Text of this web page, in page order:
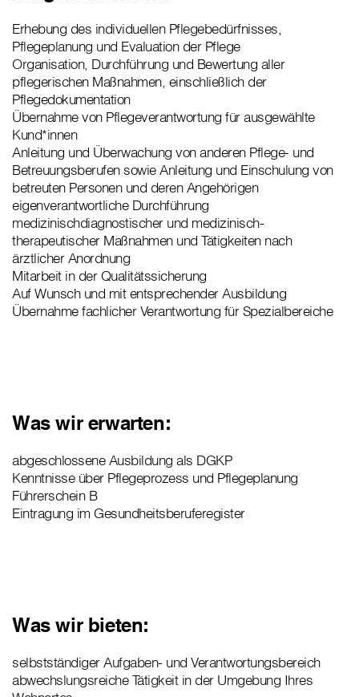
Erhebung des individuellen Pflegebedürfnisses,
Pflegeplanung und Evaluation der Pflege
Organisation, Durchführung und Bewertung aller
pflegerischen Maßnahmen, einschließlich der
Pflegedokumentation
Übernahme von Pflegeverantwortung für ausgewählte
Kund*innen
Anleitung und Überwachung von anderen Pflege- und
Betreuungsberufen sowie Anleitung und Einschulung von
betreuten Personen und deren Angehörigen
eigenverantwortliche Durchführung
medizinischdiagnostischer und medizinisch-
therapeutischer Maßnahmen und Tätigkeiten nach
ärztlicher Anordnung
Mitarbeit in der Qualitätssicherung
Auf Wunsch und mit entsprechender Ausbildung
Übernahme fachlicher Verantwortung für Spezialbereiche
Was wir erwarten:
abgeschlossene Ausbildung als DGKP
Kenntnisse über Pflegeprozess und Pflegeplanung
Führerschein B
Eintragung im Gesundheitsberuferegister
Was wir bieten:
selbstständiger Aufgaben- und Verantwortungsbereich
abwechslungsreiche Tätigkeit in der Umgebung Ihres